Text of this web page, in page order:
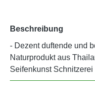
Beschreibung
- Dezent duftende und
Naturprodukt aus
Seifenkunst